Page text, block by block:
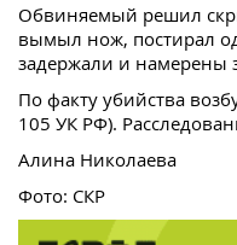
Обвиняемый решил
вымыл нож, постирал
задержали и намерены
По факту убийства
105 УК РФ).
Алина Николаева
Фото: СКР